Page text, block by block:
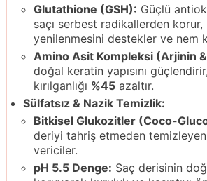
Glutathione (GSH): Güçlü
saçı serbest radikallerden korur,
yenilenmesini destekler ve nem
Amino Asit Kompleksi (Arjinin
doğal keratin yapısını güçlendirir,
kırılganlığı %45 azaltır.
Sülfatsız & Nazik Temizlik:
Bitkisel Glukozitler (Coco-
deriyi tahriş etmeden
vericiler.
pH 5.5 Denge: Saç derisinin